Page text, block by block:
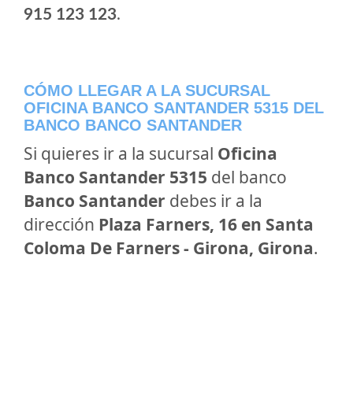
915 123 123.
CÓMO LLEGAR A LA SUCURSAL
OFICINA BANCO SANTANDER 5315 DEL
BANCO BANCO SANTANDER
Si quieres ir a la sucursal Oficina
Banco Santander 5315 del banco
Banco Santander debes ir a la
dirección Plaza Farners, 16 en Santa
Coloma De Farners - Girona, Girona.